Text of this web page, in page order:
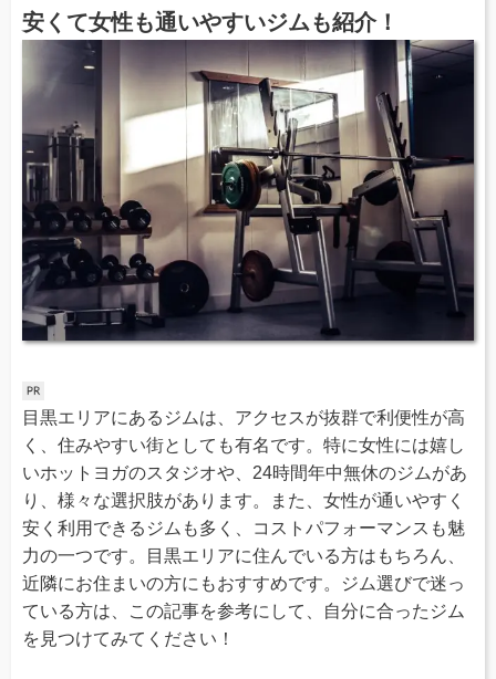
安くて女性も通いやすいジムも紹介！
目黒エリアにあるジムは、アクセスが抜群で利便性が高
く、住みやすい街としても有名です。特に女性には嬉し
いホットヨガのスタジオや、24時間年中無休のジムがあ
り、様々な選択肢があります。また、女性が通いやすく
安く利用できるジムも多く、コストパフォーマンスも魅
力の一つです。目黒エリアに住んでいる方はもちろん、
近隣にお住まいの方にもおすすめです。ジム選びで迷っ
ている方は、この記事を参考にして、自分に合ったジム
を見つけてみてください！